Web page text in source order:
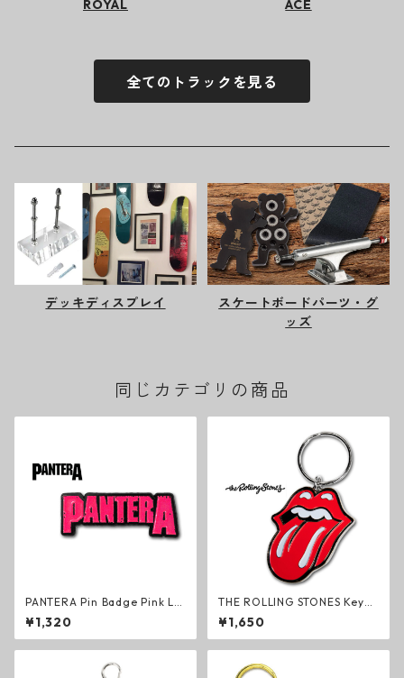
ROYAL ACE
全てのトラックを見る
デッキディスプレイ
スケートボードパーツ・グ
ッズ
同じカテゴリの商品
PANTERA Pin Badge Pink Lo
go ピンバッジ ロゴ パンテラ
グルーヴメタル ヘヴィメタル
グッズ
¥1,320
THE ROLLING STONES Keych
ain Classic Tongue キーリン
グ ザ・ローリング・ストーン
ズ ロック ミック・ジャガー キ
¥1,650